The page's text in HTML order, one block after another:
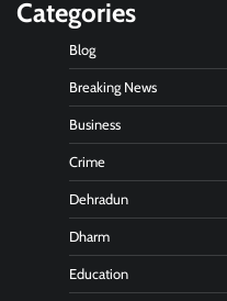
Categories
Blog
Breaking News
Business
Crime
Dehradun
Dharm
Education